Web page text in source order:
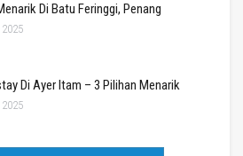
Di Batu Feringgi, Penang
Di Ayer Itam – 3 Pilihan Menarik